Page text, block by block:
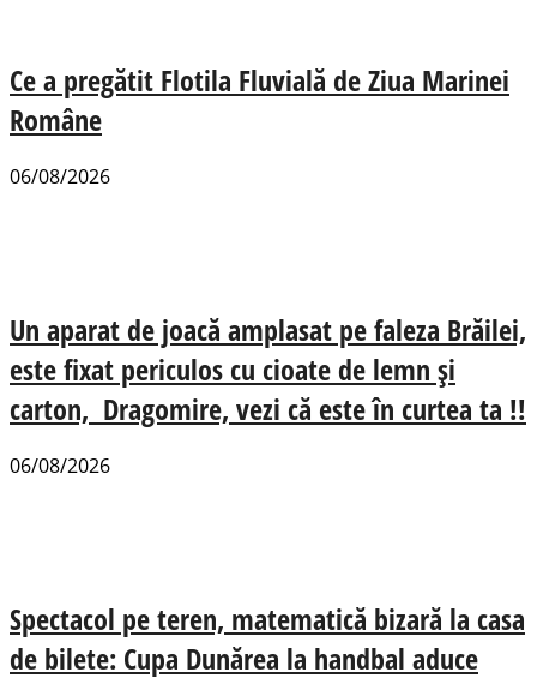
Ce a pregătit Flotila Fluvială de Ziua Marinei
Române
06/08/2026
Un aparat de joacă amplasat pe faleza Brăilei,
este fixat periculos cu cioate de lemn și
carton, Dragomire, vezi că este în curtea ta !!
06/08/2026
Spectacol pe teren, matematică bizară la casa
de bilete: Cupa Dunărea la handbal aduce